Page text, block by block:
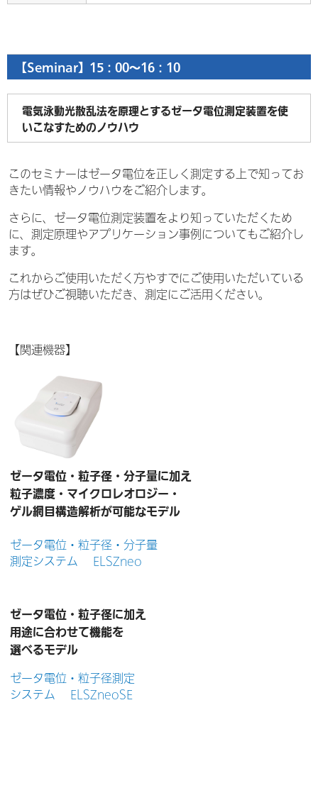
【Seminar】15：00～16：10
電気泳動光散乱法を原理とするゼータ電位測定装置を使
いこなすためのノウハウ
このセミナーはゼータ電位を正しく測定する上で知ってお
きたい情報やノウハウをご紹介します。
さらに、ゼータ電位測定装置をより知っていただくため
に、測定原理やアプリケーション事例についてもご紹介し
ます。
これからご使用いただく方やすでにご使用いただいている
方はぜひご視聴いただき、測定にご活用ください。
【関連機器】
ゼータ電位・粒子径・分子量に加え
粒子濃度・マイクロレオロジー・
ゲル網目構造解析が可能なモデル
ゼータ電位・粒子径・分子量
測定システム ELSZneo
ゼータ電位・粒子径に加え
用途に合わせて機能を
選べるモデル
ゼータ電位・粒子径測定
システム ELSZneoSE